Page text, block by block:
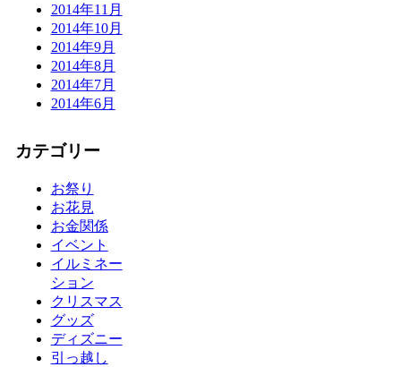
2014年11月
2014年10月
2014年9月
2014年8月
2014年7月
2014年6月
カテゴリー
お祭り
お花見
お金関係
イベント
イルミネー
ション
クリスマス
グッズ
ディズニー
引っ越し